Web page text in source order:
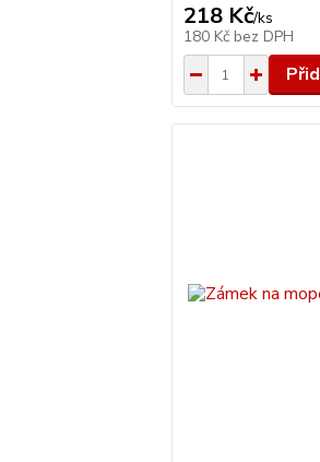
218 Kč/ks
180 Kč bez DPH